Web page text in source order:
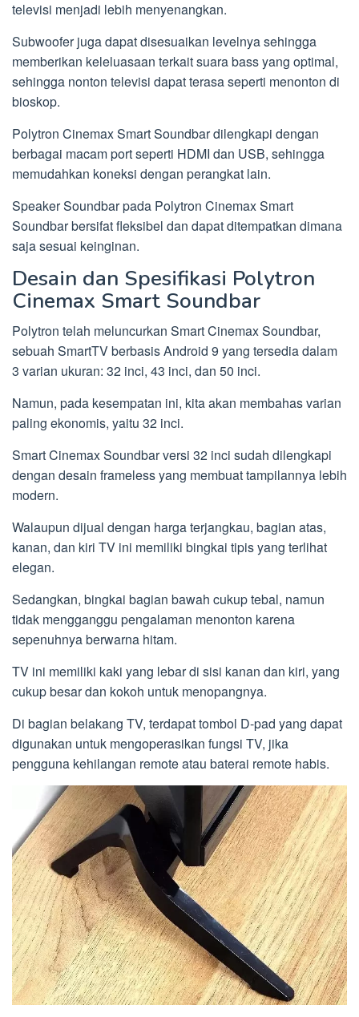
televisi menjadi lebih menyenangkan.
Subwoofer juga dapat disesuaikan levelnya sehingga
memberikan keleluasaan terkait suara bass yang optimal,
sehingga nonton televisi dapat terasa seperti menonton di
bioskop.
Polytron Cinemax Smart Soundbar dilengkapi dengan
berbagai macam port seperti HDMI dan USB, sehingga
memudahkan koneksi dengan perangkat lain.
Speaker Soundbar pada Polytron Cinemax Smart
Soundbar bersifat fleksibel dan dapat ditempatkan dimana
saja sesuai keinginan.
Desain dan Spesifikasi Polytron
Cinemax Smart Soundbar
Polytron telah meluncurkan Smart Cinemax Soundbar,
sebuah SmartTV berbasis Android 9 yang tersedia dalam
3 varian ukuran: 32 inci, 43 inci, dan 50 inci.
Namun, pada kesempatan ini, kita akan membahas varian
paling ekonomis, yaitu 32 inci.
Smart Cinemax Soundbar versi 32 inci sudah dilengkapi
dengan desain frameless yang membuat tampilannya lebih
modern.
Walaupun dijual dengan harga terjangkau, bagian atas,
kanan, dan kiri TV ini memiliki bingkai tipis yang terlihat
elegan.
Sedangkan, bingkai bagian bawah cukup tebal, namun
tidak mengganggu pengalaman menonton karena
sepenuhnya berwarna hitam.
TV ini memiliki kaki yang lebar di sisi kanan dan kiri, yang
cukup besar dan kokoh untuk menopangnya.
Di bagian belakang TV, terdapat tombol D-pad yang dapat
digunakan untuk mengoperasikan fungsi TV, jika
pengguna kehilangan remote atau baterai remote habis.